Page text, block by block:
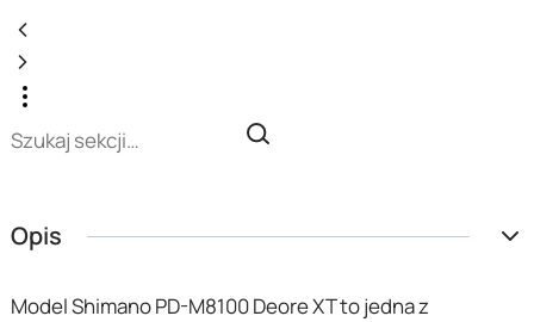
Opis
Model Shimano PD-M8100 Deore XT to jedna z